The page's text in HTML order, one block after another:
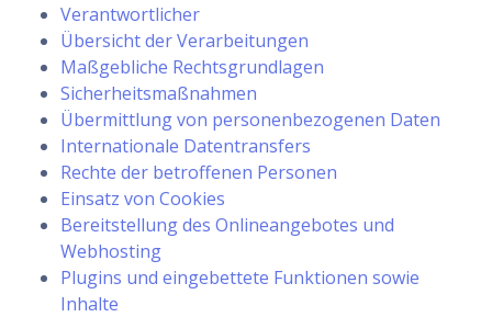
Verantwortlicher
Übersicht der Verarbeitungen
Maßgebliche Rechtsgrundlagen
Sicherheitsmaßnahmen
Übermittlung von personenbezogenen Daten
Internationale Datentransfers
Rechte der betroffenen Personen
Einsatz von Cookies
Bereitstellung des Onlineangebotes und
Webhosting
Plugins und eingebettete Funktionen sowie
Inhalte